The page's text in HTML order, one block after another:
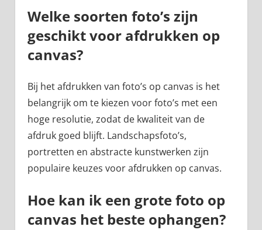
Welke soorten foto’s zijn
geschikt voor afdrukken op
canvas?
Bij het afdrukken van foto’s op canvas is het
belangrijk om te kiezen voor foto’s met een
hoge resolutie, zodat de kwaliteit van de
afdruk goed blijft. Landschapsfoto’s,
portretten en abstracte kunstwerken zijn
populaire keuzes voor afdrukken op canvas.
Hoe kan ik een grote foto op
canvas het beste ophangen?